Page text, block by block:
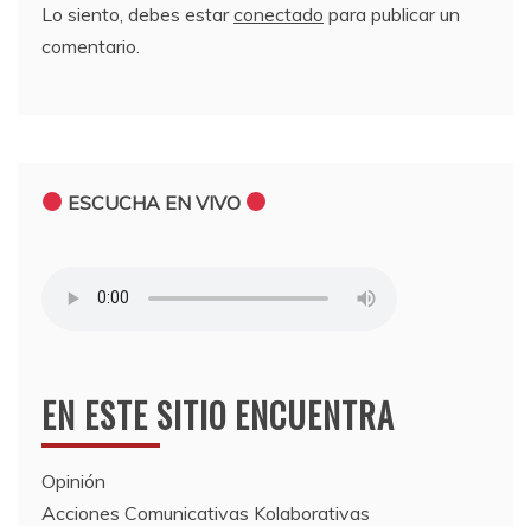
Lo siento, debes estarconectado para publicar un
comentario.
ESCUCHA EN VIVO
EN ESTE SITIO ENCUENTRA
Opinión
Acciones Comunicativas Kolaborativas